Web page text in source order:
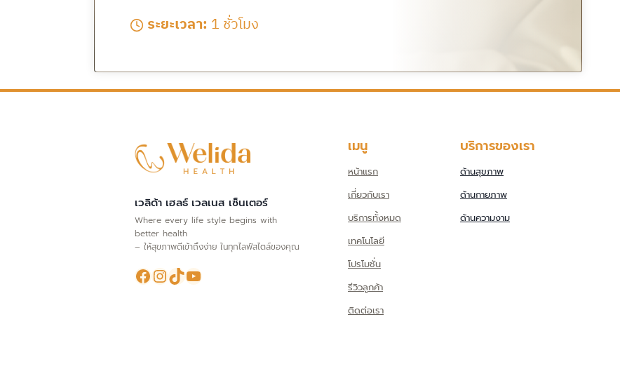
ระยะเวลา: 1 ชั่วโมง
เวลิด้า เฮลธ์ เวลเนส เซ็นเตอร์
Where every life style begins with
better health
– ให้สุขภาพดีเข้าถึงง่าย ในทุกไลฟ์สไตล์ของคุณ
Facebook
Instagram
TikTokYouTube
เมนู
หน้าแรก
เกี่ยวกับเรา
บริการทั้งหมด
เทคโนโลยี
โปรโมชั่น
รีวิวลูกค้า
ติดต่อเรา
บริการของเรา
ด้านสุขภาพ
ด้านกายภาพ
ด้านความงาม